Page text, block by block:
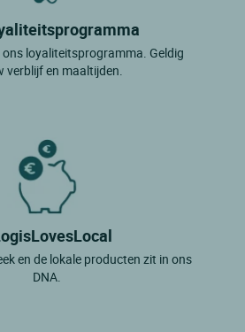
loyaliteitsprogramma. Geldig
verblijf en maaltijden.
en de lokale producten zit in ons
DNA.